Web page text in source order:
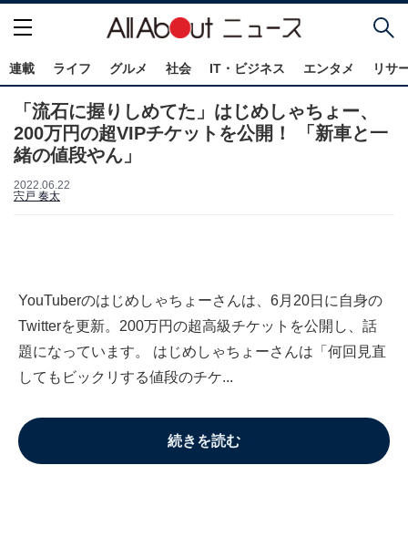
連載 ライフ グルメ 社会 IT・ビジネス エンタメ リサ
「流石に握りしめてた」はじめしゃちょー、
200万円の超VIPチケットを公開！ 「新車と一
緒の値段やん」
2022.06.22
宍戸 奏太
YouTuberのはじめしゃちょーさんは、6月20日に自身の
Twitterを更新。200万円の超高級チケットを公開し、話
題になっています。 はじめしゃちょーさんは「何回見直
してもビックリする値段のチケ...
続きを読む